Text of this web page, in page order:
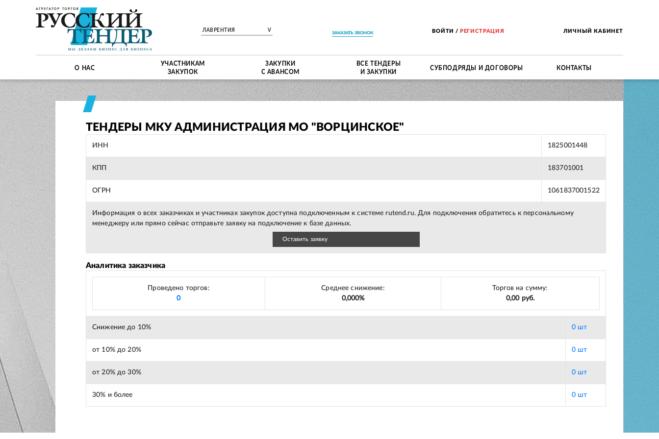
ЛАВРЕНТИЯ V ЗАКАЗАТЬ ЗВОНОК ВОЙТИ / РЕГИСТРАЦИЯ ЛИЧНЫЙ КАБИНЕТ
О НАС
УЧАСТНИКАМ
ЗАКУПОК
ЗАКУПКИ
С АВАНСОМ
ВСЕ ТЕНДЕРЫ
И ЗАКУПКИ
СУБПОДРЯДЫ И ДОГОВОРЫ КОНТАКТЫ
ТЕНДЕРЫ МКУ АДМИНИСТРАЦИЯ МО "ВОРЦИНСКОЕ"
ИНН 1825001448
КПП 183701001
ОГРН 1061837001522
Информация о всех заказчиках и участниках закупок доступна подключенным к системе rutend.ru. Для подключения обратитесь к персональному
менеджеру или прямо сейчас отправьте заявку на подключение к базе данных.
Оставить заявку
Аналитика заказчика
Проведено торгов:
0
Среднее снижение:
0,000%
Торгов на сумму:
0,00 руб.
Снижение до 10% 0 шт
от 10% до 20% 0 шт
от 20% до 30% 0 шт
30% и более 0 шт